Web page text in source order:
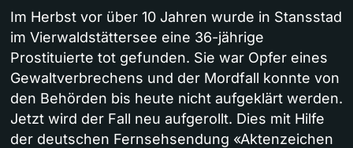
Im Herbst vor über 10 Jahren wurde in Stansstad
im Vierwaldstättersee eine 36-jährige
Prostituierte tot gefunden. Sie war Opfer eines
Gewaltverbrechens und der Mordfall konnte von
den Behörden bis heute nicht aufgeklärt werden.
Jetzt wird der Fall neu aufgerollt. Dies mit Hilfe
der deutschen Fernsehsendung «Aktenzeichen